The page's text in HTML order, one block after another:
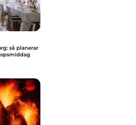
så planerar